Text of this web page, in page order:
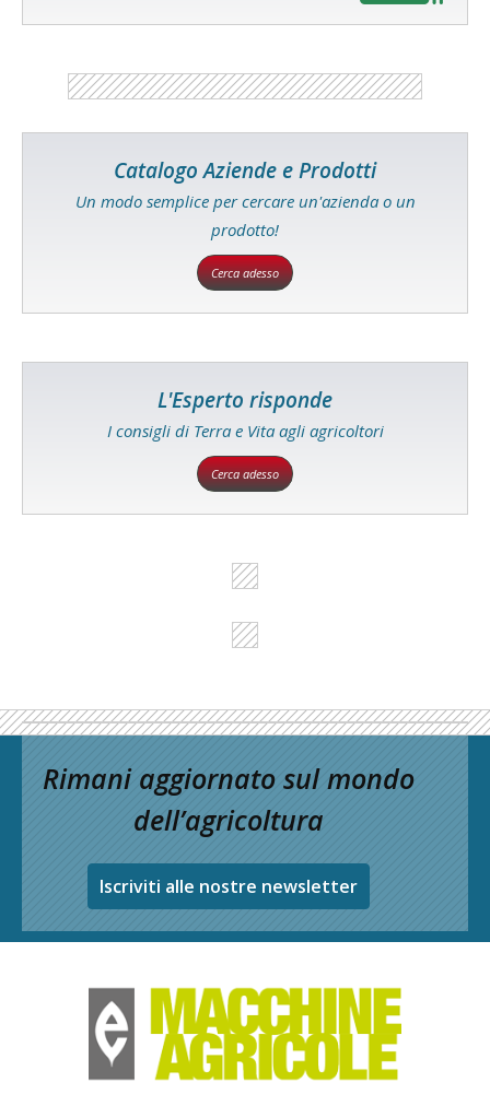
Catalogo Aziende e Prodotti
Un modo semplice per cercare un'azienda o un
prodotto!
Cerca adesso
L'Esperto risponde
I consigli di Terra e Vita agli agricoltori
Cerca adesso
Rimani aggiornato sul mondo
dell’agricoltura
Iscriviti alle nostre newsletter